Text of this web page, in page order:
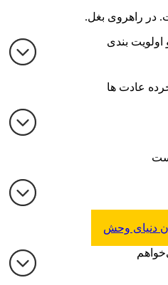
در راهروی بغل.
عادت ها
دنیای وحش